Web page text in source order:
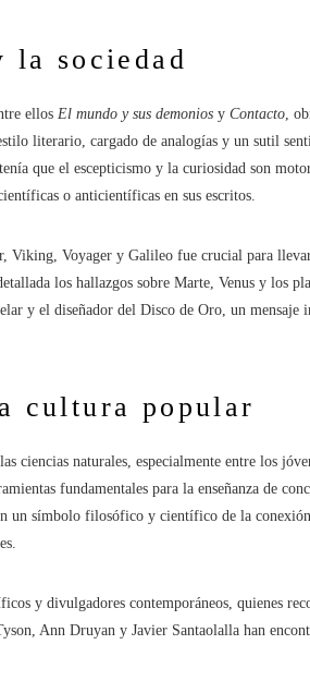
la sociedad
ellos El mundo y sus demonios y Contacto,
literario, cargado de analogías y un sutil
que el escepticismo y la curiosidad son
o anticientíficas en sus escritos.
Viking, Voyager y Galileo fue crucial para
los hallazgos sobre Marte, Venus y los
y el diseñador del Disco de Oro, un mensaje
cultura popular
ciencias naturales, especialmente entre los
fundamentales para la enseñanza de
un símbolo filosófico y científico de la conexión
y divulgadores contemporáneos, quienes
Ann Druyan y Javier Santaolalla han